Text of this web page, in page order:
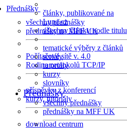
Přednášky
všechny přednášky
přednášky na MFF UK
Počítačové sítě v. 4.0
Rodina protokolů TCP/IP
příspěvky z konferencí
kurzy, tutoriály
download centrum
články, publikované na
Lupa.cz
všechny články podle titulu
tematické výběry z článků
seriály
tutoriály
kurzy
slovníky
Přednášky
všechny přednášky
přednášky na MFF UK